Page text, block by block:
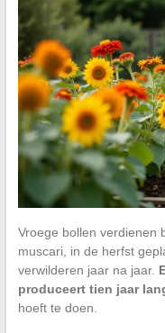
Vroege bollen verdienen
muscari, in de herfst
verwilderen jaar na jaar.
produceert tien jaar
hoeft te doen.